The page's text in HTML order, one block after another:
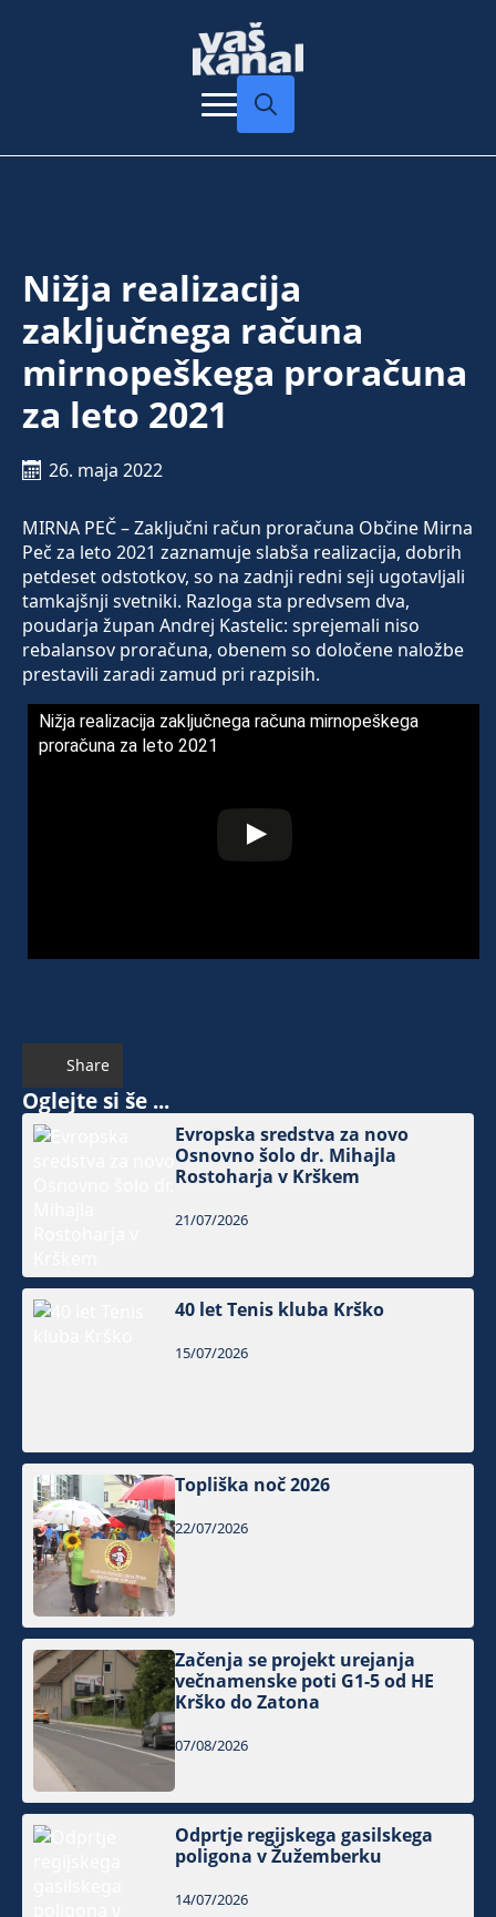
Nižja realizacija
zaključnega računa
mirnopeškega proračuna
za leto 2021
26. maja 2022
MIRNA PEČ – Zaključni račun proračuna Občine Mirna
Peč za leto 2021 zaznamuje slabša realizacija, dobrih
petdeset odstotkov, so na zadnji redni seji ugotavljali
tamkajšnji svetniki. Razloga sta predvsem dva,
poudarja župan Andrej Kastelic: sprejemali niso
rebalansov proračuna, obenem so določene naložbe
prestavili zaradi zamud pri razpisih.
Nižja realizacija zaključnega računa mirnopeškega
proračuna za leto 2021
Share
Oglejte si še ...
Evropska sredstva za novo
Osnovno šolo dr. Mihajla
Rostoharja v Krškem
21/07/2026
40 let Tenis kluba Krško
15/07/2026
Topliška noč 2026
22/07/2026
Začenja se projekt urejanja
večnamenske poti G1-5 od HE
Krško do Zatona
07/08/2026
Odprtje regijskega gasilskega
poligona v Žužemberku
14/07/2026